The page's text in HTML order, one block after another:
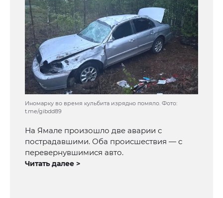
Иномарку во время кульбита изрядно помяло. Фото:
t.me/gibdd89
На Ямале произошло две аварии с
пострадавшими. Оба происшествия — с
перевернувшимися авто.
Читать далее >